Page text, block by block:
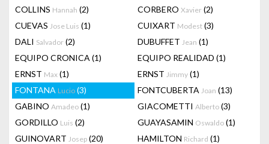
COLLINS Hannah (2) CORBERO Xavier (2)
CUEVAS Jose Luis (1) CUIXART Modest (3)
DALI Salvador (2) DUBUFFET Jean (1)
EQUIPO CRONICA (1) EQUIPO REALIDAD (1)
ERNST Max (1) ERNST Jimmy (1)
FONTANA Lucio (3) FONTCUBERTA Joan (13)
GABINO Amadeo (1) GIACOMETTI Alberto (3)
GORDILLO Luis (2) GUAYASAMIN Oswaldo (1)
GUINOVART Josep (20) HAMILTON Richard (1)